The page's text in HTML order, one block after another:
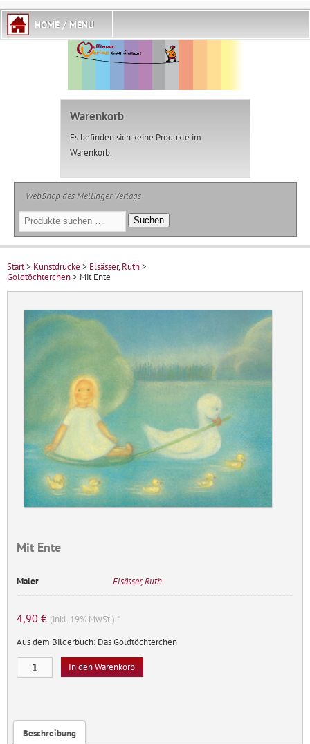
Warenkorb
Es befinden sich keine Produkte im
Warenkorb.
WebShop des Mellinger Verlags
Suchen
nach:
Suchen
Start> Kunstdrucke > Elsässer, Ruth>
Goldtöchterchen> Mit Ente
Mit Ente
Maler Elsässer, Ruth
4,90 € (inkl. 19% MwSt.) *
Aus dem Bilderbuch: Das Goldtöchterchen
Ente
In den Warenkorb
Beschreibung